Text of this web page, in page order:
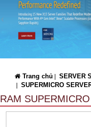
Trang chủ SERVER
SUPERMICRO
RAM SUPERMICRO